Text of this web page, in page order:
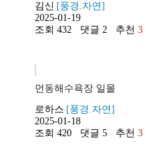
김신 [풍경.자연]
2025-01-19
조회 432
댓글 2추천 3
먼동해수욕장 일몰
로하스 [풍경.자연]
2025-01-18
조회 420
댓글 5추천 3